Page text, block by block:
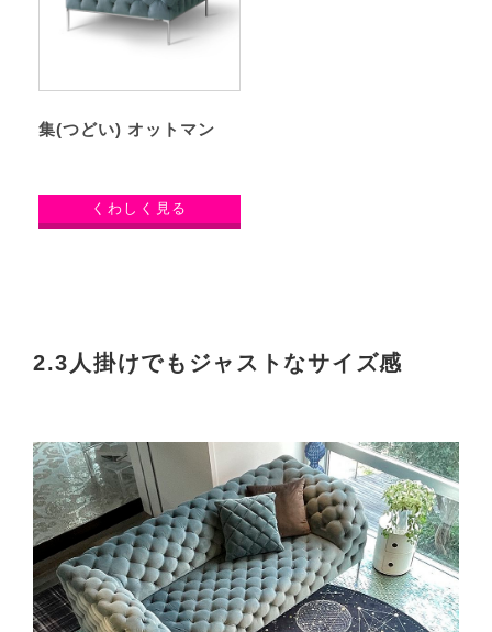
集(つどい) オットマン
くわしく見る
2.3人掛けでもジャストなサイズ感